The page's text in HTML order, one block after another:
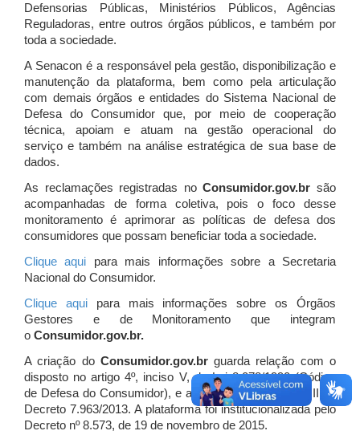
Defensorias Públicas, Ministérios Públicos, Agências
Reguladoras, entre outros órgãos públicos, e também por
toda a sociedade.
A Senacon é a responsável pela gestão, disponibilização e
manutenção da plataforma, bem como pela articulação
com demais órgãos e entidades do Sistema Nacional de
Defesa do Consumidor que, por meio de cooperação
técnica, apoiam e atuam na gestão operacional do
serviço e também na análise estratégica de sua base de
dados.
As reclamações registradas noConsumidor.gov.br são
acompanhadas de forma coletiva, pois o foco desse
monitoramento é aprimorar as políticas de defesa dos
consumidores que possam beneficiar toda a sociedade.
Clique aqui para mais informações sobre a Secretaria
Nacional do Consumidor.
Clique aquipara mais informações sobre os Órgãos
Gestores e de Monitoramento que integram
o Consumidor.gov.br.
A criação do Consumidor.gov.brguarda relação com o
disposto no artigo 4º, inciso V, da Lei 8.078/1990 (Código
de Defesa do Consumidor), e artigo 7º, incisos I, II e III do
Decreto 7.963/2013. A plataforma foi institucionalizada pelo
Decreto nº 8.573, de 19 de novembro de 2015.